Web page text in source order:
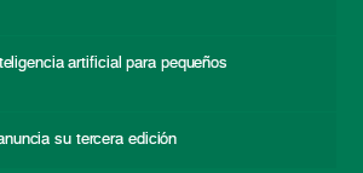
artificial para pequeños
su tercera edición